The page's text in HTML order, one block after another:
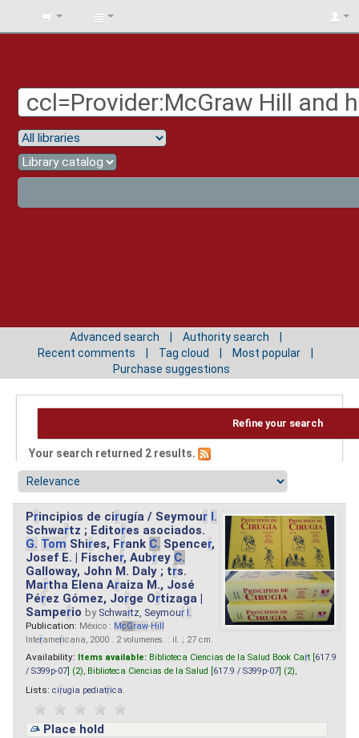
BIBLIOTECA
Advanced search
Authority search
Recent comments
Tag cloud
Most popular
Purchase suggestions
Refine your search
Your search returned 2 results.
Principios de cirugía / Seymour I.
Schwartz ; Editores asociados.
G. Tom Shires, Frank C. Spencer,
Josef E. | Fischer, Aubrey C.
Galloway, John M. Daly ; trs.
Martha Elena Araiza M., José
Pérez Gómez, Jorge Ortizaga |
Samperio by Schwartz, Seymour I.
Publication: México : McGraw-Hill
Interamericana, 2000 . 2 volumenes. : il. ; 27 cm.
Availability: Items available: Biblioteca Ciencias de la Salud Book Cart [ 617.9
/ S399p-07 ] (2), Biblioteca Ciencias de la Salud [ 617.9 / S399p-07 ] (2),
Lists: cirugia pediatrica
Place hold